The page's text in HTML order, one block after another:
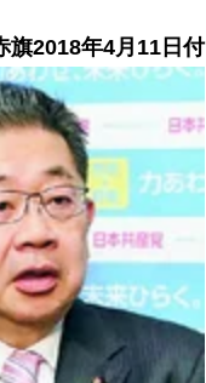
旗2018年4月11日付